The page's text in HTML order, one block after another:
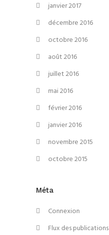
janvier 2017
décembre 2016
octobre 2016
août 2016
juillet 2016
mai 2016
février 2016
janvier 2016
novembre 2015
octobre 2015
Méta
Connexion
Flux des publications